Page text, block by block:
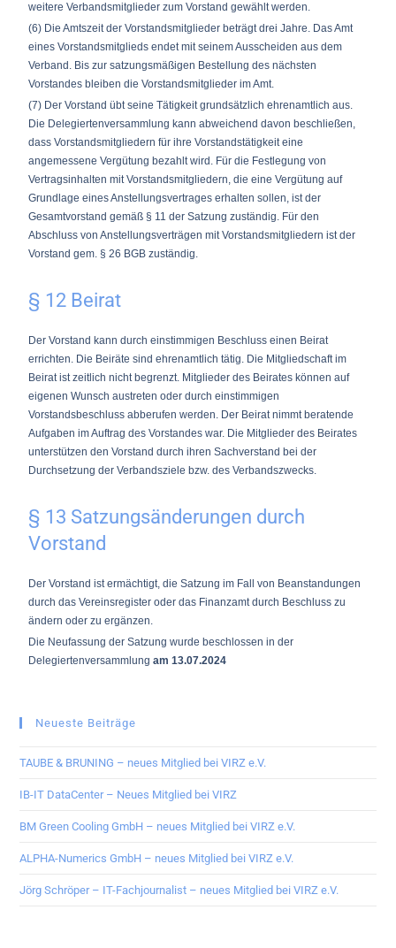
weitere Verbandsmitglieder zum Vorstand gewählt werden.
(6) Die Amtszeit der Vorstandsmitglieder beträgt drei Jahre. Das Amt
eines Vorstandsmitglieds endet mit seinem Ausscheiden aus dem
Verband. Bis zur satzungsmäßigen Bestellung des nächsten
Vorstandes bleiben die Vorstandsmitglieder im Amt.
(7) Der Vorstand übt seine Tätigkeit grundsätzlich ehrenamtlich aus.
Die Delegiertenversammlung kann abweichend davon beschließen,
dass Vorstandsmitgliedern für ihre Vorstandstätigkeit eine
angemessene Vergütung bezahlt wird. Für die Festlegung von
Vertragsinhalten mit Vorstandsmitgliedern, die eine Vergütung auf
Grundlage eines Anstellungsvertrages erhalten sollen, ist der
Gesamtvorstand gemäß § 11 der Satzung zuständig. Für den
Abschluss von Anstellungsverträgen mit Vorstandsmitgliedern ist der
Vorstand gem. § 26 BGB zuständig.
§ 12 Beirat
Der Vorstand kann durch einstimmigen Beschluss einen Beirat
errichten. Die Beiräte sind ehrenamtlich tätig. Die Mitgliedschaft im
Beirat ist zeitlich nicht begrenzt. Mitglieder des Beirates können auf
eigenen Wunsch austreten oder durch einstimmigen
Vorstandsbeschluss abberufen werden. Der Beirat nimmt beratende
Aufgaben im Auftrag des Vorstandes war. Die Mitglieder des Beirates
unterstützen den Vorstand durch ihren Sachverstand bei der
Durchsetzung der Verbandsziele bzw. des Verbandszwecks.
§ 13 Satzungsänderungen durch
Vorstand
Der Vorstand ist ermächtigt, die Satzung im Fall von Beanstandungen
durch das Vereinsregister oder das Finanzamt durch Beschluss zu
ändern oder zu ergänzen.
Die Neufassung der Satzung wurde beschlossen in der
Delegiertenversammlungam 13.07.2024
Neueste Beiträge
TAUBE & BRUNING – neues Mitglied bei VIRZ e.V.
IB-IT DataCenter – Neues Mitglied bei VIRZ
BM Green Cooling GmbH – neues Mitglied bei VIRZ e.V.
ALPHA-Numerics GmbH – neues Mitglied bei VIRZ e.V.
Jörg Schröper – IT-Fachjournalist – neues Mitglied bei VIRZ e.V.